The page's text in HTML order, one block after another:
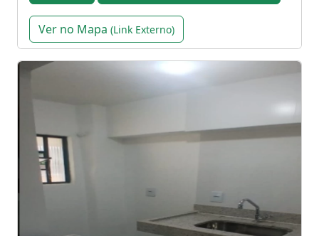
Ver no Mapa (Link Externo)